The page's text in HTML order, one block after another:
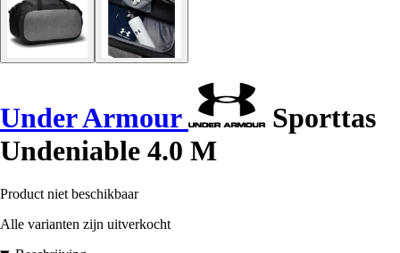
Under Armour
Sporttas
Undeniable 4.0 M
Product niet beschikbaar
Alle varianten zijn uitverkocht